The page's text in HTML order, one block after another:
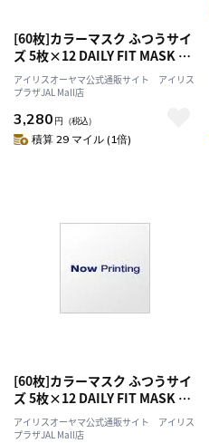
[60枚]カラーマスク ふつうサイ
ズ 5枚×12 DAILY FIT MASK シ
ャボン
アイリスオーヤマ公式通販サイト アイリス
プラザJAL Mall店
3,280 円 （税込）
積算 29 マイル (1倍)
[60枚]カラーマスク ふつうサイ
ズ 5枚×12 DAILY FIT MASK ニ
ュアンスグレー
アイリスオーヤマ公式通販サイト アイリス
プラザJAL Mall店